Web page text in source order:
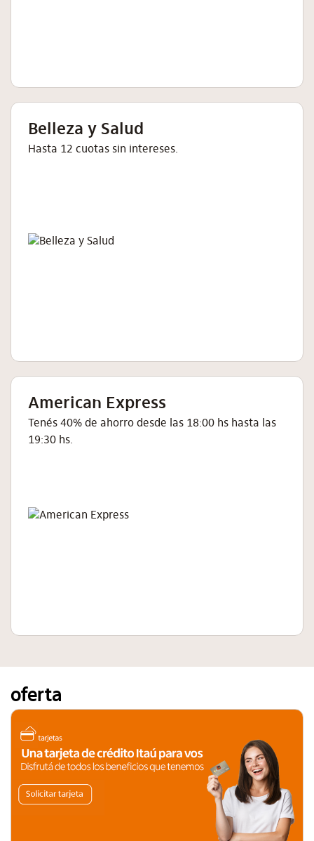
Belleza y Salud
Hasta 12 cuotas sin intereses.
American Express
Tenés 40% de ahorro desde las 18:00 hs hasta las
19:30 hs.
oferta